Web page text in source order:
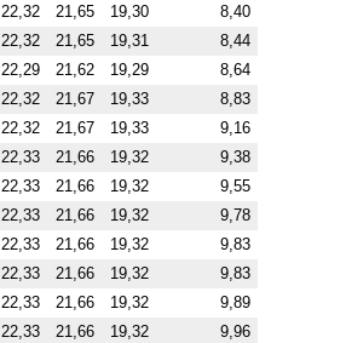
22,32 21,65 19,30
8,40
22,32 21,65 19,31
8,44
22,29 21,62 19,29
8,64
22,32 21,67 19,33
8,83
22,32 21,67 19,33
9,16
22,33 21,66 19,32
9,38
22,33 21,66 19,32
9,55
22,33 21,66 19,32
9,78
22,33 21,66 19,32
9,83
22,33 21,66 19,32
9,83
22,33 21,66 19,32
9,89
22,33 21,66 19,32
9,96